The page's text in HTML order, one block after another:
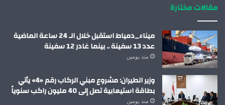
مقالات مختارة
ميناء_دمياط استقبل خلال الـ 24 ساعة الماضية
عدد 13 سفينة .. بينما غادر 12 سفينة
منذ يومين
وزير الطيران: مشروع مبني الركاب رقم «4» يأتي
بطاقة استيعابية تصل إلى 40 مليون راكب سنوياً
منذ يومين